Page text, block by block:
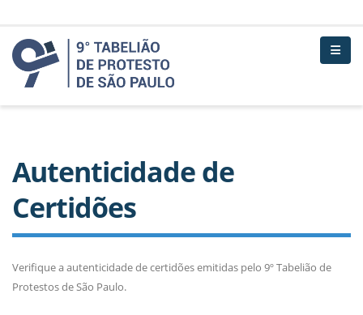
Autenticidade de
Certidões
Verifique a autenticidade de certidões emitidas pelo 9º Tabelião de
Protestos de São Paulo.